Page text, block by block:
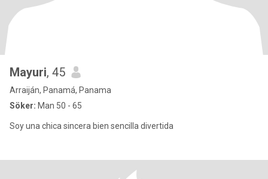
Mayuri, 45
Arraiján, Panamá, Panama
Söker: Man 50 - 65
Soy una chica sincera bien sencilla divertida